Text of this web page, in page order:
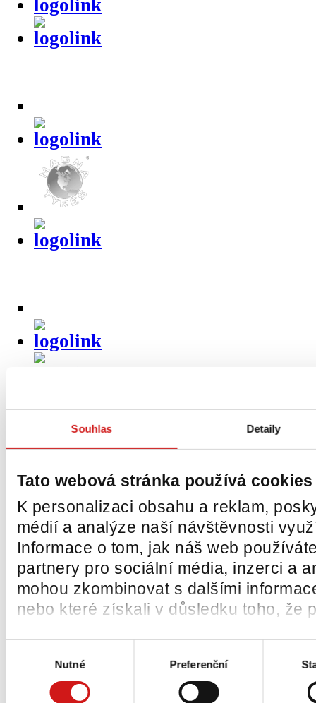
Souhlas Detaily
Tato webová stránka používá cookies
K personalizaci obsahu a reklam,
médií a analýze naší návštěvnosti
Informace o tom, jak náš web
partnery pro sociální média, inzerci a
mohou zkombinovat s dalšími
nebo které získali v důsledku toho, že
Nutné Preferenční
Sekundárnínavigace
O nás
Akce a novinky
Kontakty
O společnostiČEMAT
Vize a poslání společnosti
Napsali o nás
Reference